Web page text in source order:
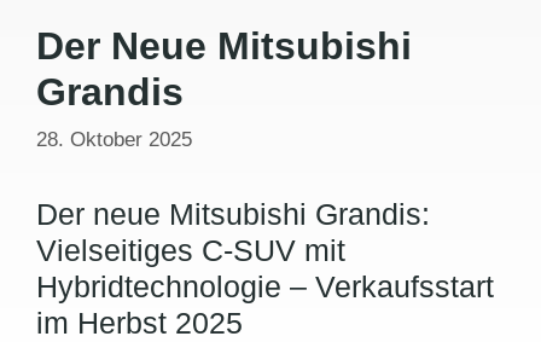
Der Neue Mitsubishi
Grandis
28. Oktober 2025
Der neue Mitsubishi Grandis:
Vielseitiges C-SUV mit
Hybridtechnologie – Verkaufsstart
im Herbst 2025